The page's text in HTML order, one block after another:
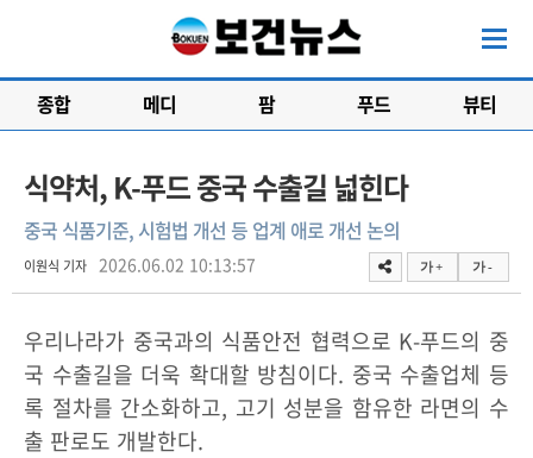
종합 메디 팜 푸드 뷰티
식약처, K-푸드 중국 수출길 넓힌다
중국 식품기준, 시험법 개선 등 업계 애로 개선 논의
이원식 기자 2026.06.02 10:13:57 가 + 가 -
우리나라가 중국과의 식품안전 협력으로 K-푸드의 중
국 수출길을 더욱 확대할 방침이다. 중국 수출업체 등
록 절차를 간소화하고, 고기 성분을 함유한 라면의 수
출 판로도 개발한다.